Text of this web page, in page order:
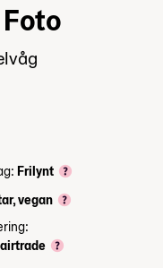
Frilynt
vegan